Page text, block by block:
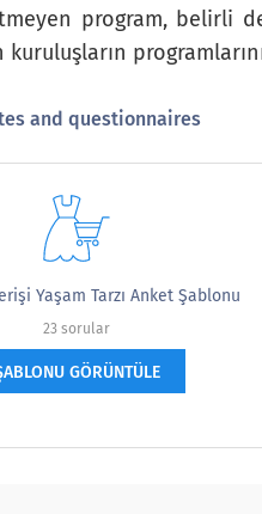
hangisi atamanızı en
following best
program, belirli
kuruluşların
and questionnaires
Yaşam Tarzı Anket Şablonu
23 sorular
GÖRÜNTÜLE